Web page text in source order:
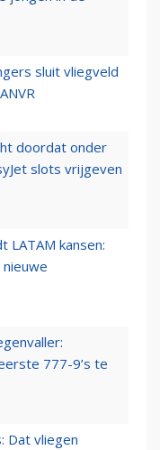
sluit vliegveld
doordat onder
slots vrijgeven
LATAM kansen:
777-9’s te
Dat vliegen